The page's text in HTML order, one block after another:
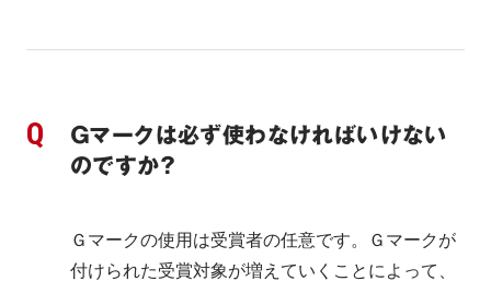
Ｇマークは必ず使わなければいけない
のですか？
Ｇマークの使用は受賞者の任意です。Ｇマークが
付けられた受賞対象が増えていくことによって、